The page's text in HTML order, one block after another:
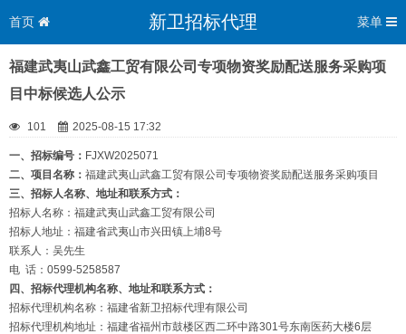
首页 新卫招标代理 菜单
福建武夷山武鑫工贸有限公司专项物资奖励配送服务采购项
目中标候选人公示
101 2025-08-15 17:32
一、招标编号： FJXW2025071
二、项目名称： 福建武夷山武鑫工贸有限公司专项物资奖励配送服务采购项目
三、招标人名称、地址和联系方式：
招标人名称：福建武夷山武鑫工贸有限公司
招标人地址：福建省武夷山市兴田镇上埔8号
联系人：吴先生
电 话：0599-5258587
四、招标代理机构名称、地址和联系方式：
招标代理机构名称：福建省新卫招标代理有限公司
招标代理机构地址：福建省福州市鼓楼区西二环中路301号东南医药大楼6层